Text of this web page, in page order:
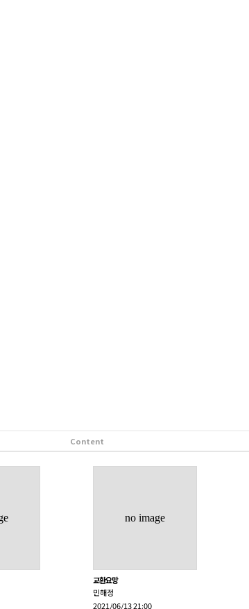
Content
no image
교환요망
민해정
2021/06/13 21:00